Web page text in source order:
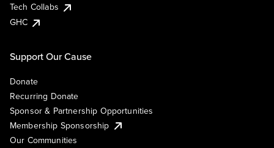
Tech Collabs
GHC
Support Our Cause
Donate
Recurring Donate
Sponsor & Partnership Opportunities
Membership Sponsorship
Our Communities